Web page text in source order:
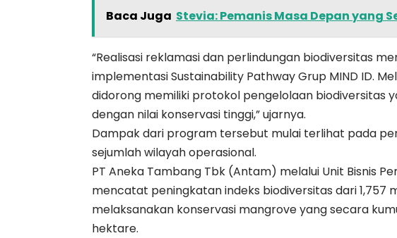
Baca Juga Stevia: Pemanis Masa Depan yang
“Realisasi reklamasi dan perlindungan biodiversitas
implementasi Sustainability Pathway Grup MIND ID.
didorong memiliki protokol pengelolaan biodiversitas
dengan nilai konservasi tinggi,” ujarnya.
Dampak dari program tersebut mulai terlihat pada
sejumlah wilayah operasional.
PT Aneka Tambang Tbk (Antam) melalui Unit Bisnis
mencatat peningkatan indeks biodiversitas dari 1,757
melaksanakan konservasi mangrove yang secara
hektare.